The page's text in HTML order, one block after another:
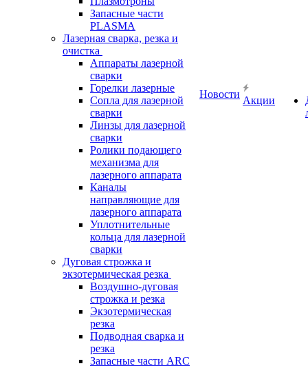
Запасные части
PLASMA
Лазерная сварка, резка и
очистка
Аппараты лазерной
сварки
Горелки лазерные
Сопла для лазерной
сварки
Линзы для лазерной
сварки
Ролики подающего
механизма для
лазерного аппарата
Каналы
направляющие для
лазерного аппарата
Уплотнительные
кольца для лазерной
сварки
Дуговая строжка и
экзотермическая резка
Воздушно-дуговая
строжка и резка
Экзотермическая
резка
Подводная сварка и
резка
Запасные части ARC
Новости
Акции